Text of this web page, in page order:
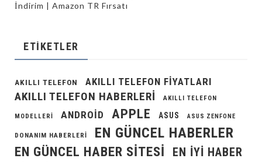
İndirim | Amazon TR Fırsatı
ETIKETLER
AKILLI TELEFON AKILLI TELEFON FIYATLARI
AKILLI TELEFON HABERLERI AKILLI TELEFON
MODELLERI ANDROID APPLE ASUS ASUS ZENFONE
DONANIM HABERLERI EN GÜNCEL HABERLER
EN GÜNCEL HABER SITESI
EN IYI HABER